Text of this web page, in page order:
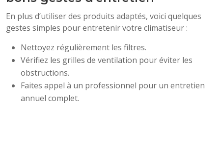
En plus d’utiliser des produits adaptés, voici quelques
gestes simples pour entretenir votre climatiseur :
Nettoyez régulièrement les filtres.
Vérifiez les grilles de ventilation pour éviter les
obstructions.
Faites appel à un professionnel pour un entretien
annuel complet.